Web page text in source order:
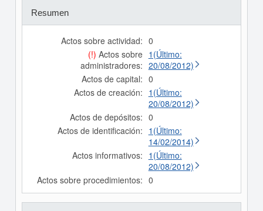
Resumen
Actos sobre actividad: 0
(!) Actos sobre
administradores:
1(Último:
20/08/2012)
Actos de capital: 0
Actos de creación: 1(Último:
20/08/2012)
Actos de depósitos: 0
Actos de identificación: 1(Último:
14/02/2014)
Actos informativos: 1(Último:
20/08/2012)
Actos sobre procedimientos: 0